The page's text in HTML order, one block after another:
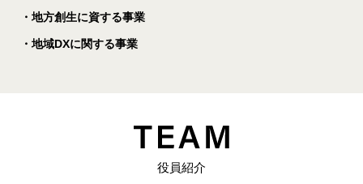
・地方創生に資する事業
・地域DXに関する事業
役員紹介